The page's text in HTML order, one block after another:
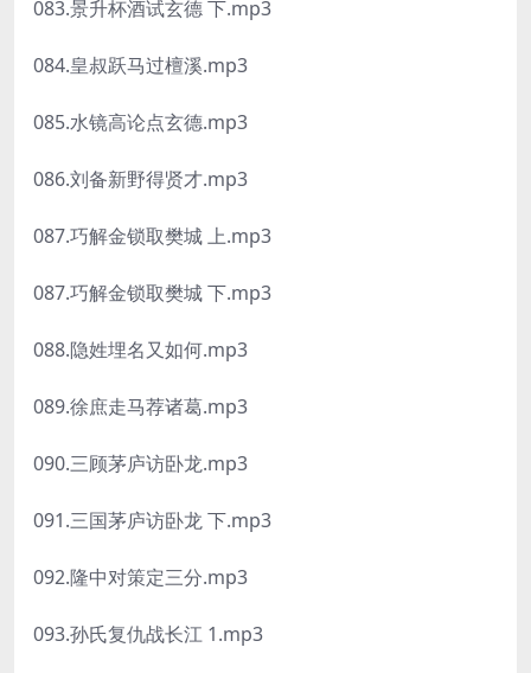
083.景升杯酒试玄德 下.mp3
084.皇叔跃马过檀溪.mp3
085.水镜高论点玄德.mp3
086.刘备新野得贤才.mp3
087.巧解金锁取樊城 上.mp3
087.巧解金锁取樊城 下.mp3
088.隐姓埋名又如何.mp3
089.徐庶走马荐诸葛.mp3
090.三顾茅庐访卧龙.mp3
091.三国茅庐访卧龙 下.mp3
092.隆中对策定三分.mp3
093.孙氏复仇战长江 1.mp3